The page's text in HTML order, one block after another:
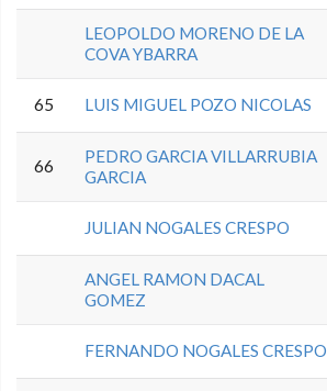
LEOPOLDO MORENO DE LA
COVA YBARRA
65 LUIS MIGUEL POZO NICOLAS
66
PEDRO GARCIA VILLARRUBIA
GARCIA
JULIAN NOGALES CRESPO
ANGEL RAMON DACAL
GOMEZ
FERNANDO NOGALES CRESPO